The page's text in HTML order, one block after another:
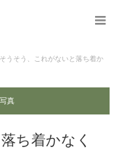
そうそう、これがないと落ち着か
真
ち着かなく